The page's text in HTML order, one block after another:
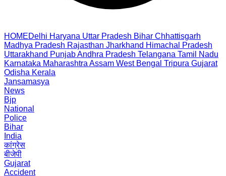
HOMEDelhi Haryana Uttar Pradesh Bihar Chhattisgarh
Madhya Pradesh Rajasthan Jharkhand Himachal Pradesh
Uttarakhand PunjabAndhra Pradesh Telangana Tamil Nadu
Karnataka Maharashtra Assam West Bengal Tripura Gujarat
Odisha Kerala
Jansamasya
News
Bjp
National
Police
Bihar
India
कांग्रेस
बीजेपी
Gujarat
Accident